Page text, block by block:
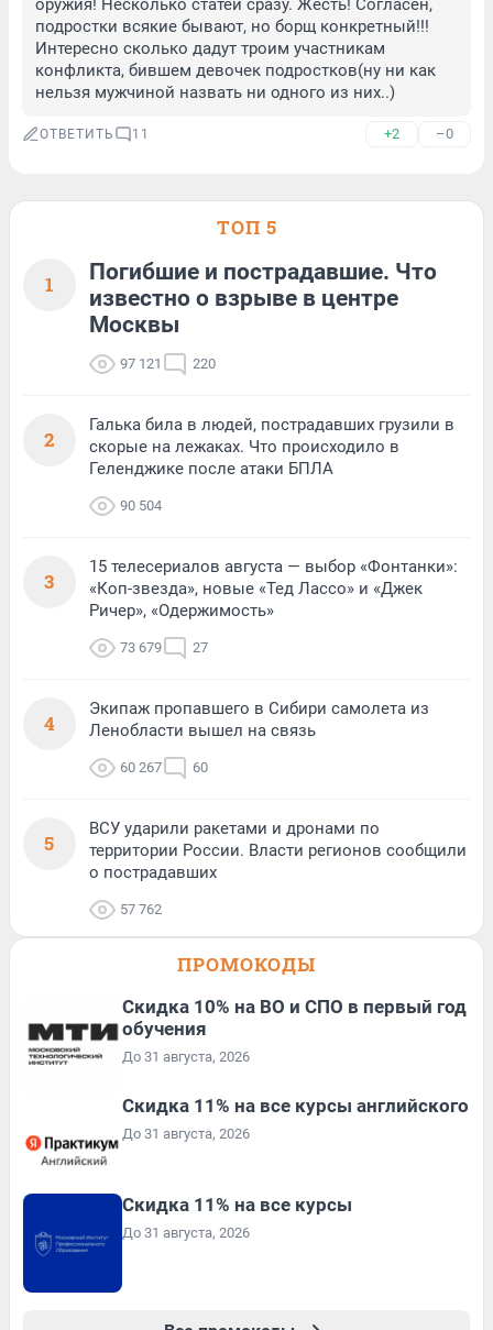
оружия! Несколько статей сразу. Жесть! Согласен,
подростки всякие бывают, но борщ конкретный!!!
Интересно сколько дадут троим участникам
конфликта, бившем девочек подростков(ну ни как
нельзя мужчиной назвать ни одного из них..)
ОТВЕТИТЬ 11 +2 –0
ТОП 5
1
Погибшие и пострадавшие. Что
известно о взрыве в центре
Москвы
97 121 220
2
Галька била в людей, пострадавших грузили в
скорые на лежаках. Что происходило в
Геленджике после атаки БПЛА
90 504
3
15 телесериалов августа — выбор «Фонтанки»:
«Коп-звезда», новые «Тед Лассо» и «Джек
Ричер», «Одержимость»
73 679 27
4
Экипаж пропавшего в Сибири самолета из
Ленобласти вышел на связь
60 267 60
5
ВСУ ударили ракетами и дронами по
территории России. Власти регионов сообщили
о пострадавших
57 762
ПРОМОКОДЫ
Скидка 10% на ВО и СПО в первый год
обучения
До 31 августа, 2026
Скидка 11% на все курсы английского
До 31 августа, 2026
Скидка 11% на все курсы
До 31 августа, 2026